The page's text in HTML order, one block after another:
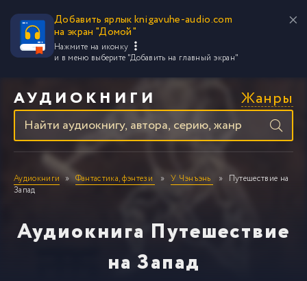
Добавить ярлык knigavuhe-audio.com
на экран "Домой"
Нажмите на иконку
и в меню выберите "Добавить на главный экран"
АУДИОКНИГИ Жанры
Аудиокниги Фантастика, фэнтези У Чэнъэнь
Путешествие на
Запад
Аудиокнига Путешествие
на Запад